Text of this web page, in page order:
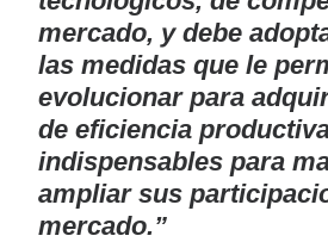
mercado, y debe
las medidas que le
evolucionar para
de eficiencia
indispensables para
ampliar sus
mercado.”